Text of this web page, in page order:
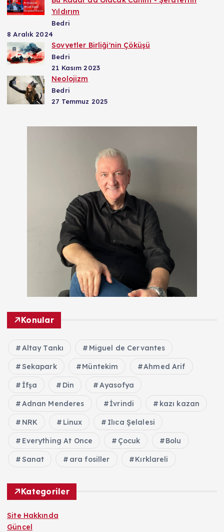
Yıldırım
Bedri
8 Aralık 2024
Sovyetler Birliği'nin Çöküşü
Bedri
21 Kasım 2023
Neolojizm
Bedri
27 Temmuz 2025
Konular
Altay Tankı Miguel de Cervantes
Sekapark Müntekim Ahmed Arif
İfşa Din Ayasofya
Adnan Menderes İvrindi kazı kazan
NRK Linux Ilıca Şelalesi
Everything At Once Çocuk Bolu
Sanat ara fosiller Kırklareli
Kategoriler
Site Hakkında
Güncel